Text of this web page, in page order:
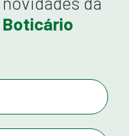
Boticário